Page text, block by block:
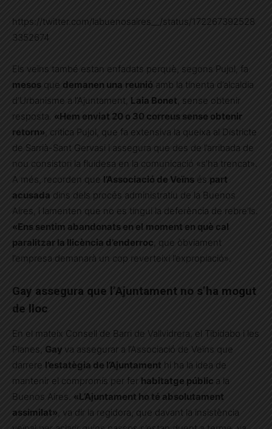
https://twitter.com/labuenosaires__/status/172267392528
3352674
Els veïns també estan enfadats perquè, segons Pujol, fa
mesos que demanen una reunió amb la tinenta d’alcaldia
d’Urbanisme a l’Ajuntament, Laia Bonet, sense obtenir
resposta. «Hem enviat 20 o 30 correus sense obtenir
retorn» , critica Pujol, que fa extensiva la queixa al Districte
de Sarrià-Sant Gervasi i assegura que des de l’arribada de
nou consistori la fluidesa en la comunicació «s’ha trencat».
A més, recorden que l’Associació de Veïns és part
acusada dins dels procés administratiu de la Buenos
Aires, i lamenten que no es tingui la deferència de rebre’ls.
«Ens sentim abandonats en el moment en què cal
paralitzar la llicència d’enderroc , que òbviament
l’empresa demanarà un cop reverteixi l’expropiació».
Gay assegura que l’Ajuntament no s’ha mogut
de lloc
En el mateix Consell de Barri de Vallvidrera, el Tibidabo i les
Planes, Gay va assegurar a l’Associació de Veïns que
darrere l’estatègia de l’Ajuntament hi ha la idea de
mantenir el compromís per fer habitatge públic a la
Buenos Aires. «L’Ajuntament ho té absolutament
assimilat» , va dir la regidora, que davant la insistència